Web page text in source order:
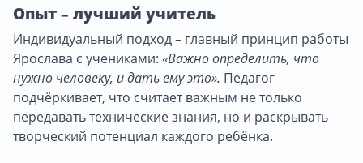
Опыт – лучший учитель
Индивидуальный подход – главный принцип работы
Ярослава с учениками: «Важно определить, что
нужно человеку, и дать ему это». Педагог
подчёркивает, что считает важным не только
передавать технические знания, но и раскрывать
творческий потенциал каждого ребёнка.